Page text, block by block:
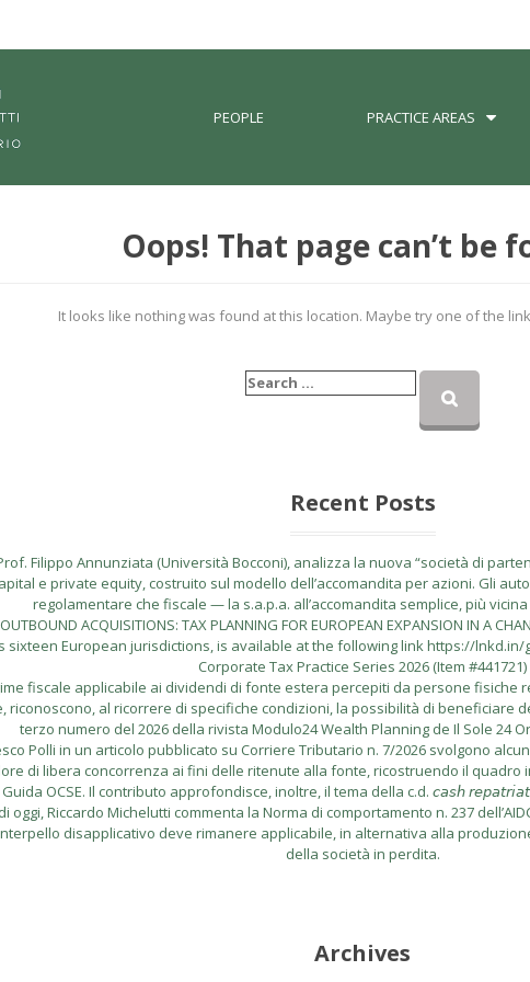
PEOPLE PRACTICE AREAS
Oops! That page can’t be
It looks like nothing was found at this location. Maybe try one of the
Recent Posts
Filippo Annunziata (Università Bocconi), analizza la nuova “società di
e private equity, costruito sul modello dell’accomandita per azioni. Gli
regolamentare che fiscale — la s.a.p.a. all’accomandita semplice, più
ACQUISITIONS: TAX PLANNING FOR EUROPEAN EXPANSION IN A
European jurisdictions, is available at the following link https://lnkd.in/
Corporate Tax Practice Series 2026 (Item #441721)
fiscale applicabile ai dividendi di fonte estera percepiti da persone
al ricorrere di specifiche condizioni, la possibilità di beneficiare
terzo numero del 2026 della rivista Modulo24 Wealth Planning de Il Sole 24
Polli in un articolo pubblicato su Corriere Tributario n. 7/2026 svolgono
di libera concorrenza ai fini delle ritenute alla fonte, ricostruendo il
OCSE. Il contributo approfondisce, inoltre, il tema della c.d. 𝘤𝘢𝘴𝘩
oggi, Riccardo Michelutti commenta la Norma di comportamento n. 237
disapplicativo deve rimanere applicabile, in alternativa alla
della società in perdita.
Archives